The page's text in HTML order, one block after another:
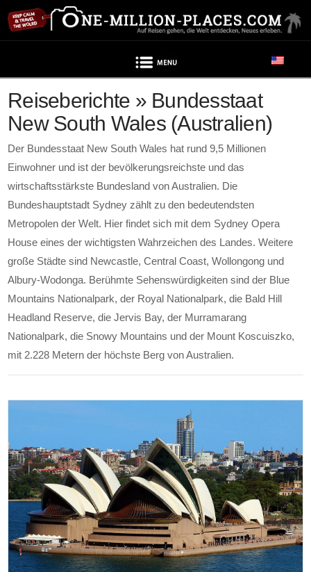
Reiseberichte » Bundesstaat
New South Wales (Australien)
Der Bundesstaat New South Wales hat rund 9,5 Millionen
Einwohner und ist der bevölkerungsreichste und das
wirtschaftsstärkste Bundesland von Australien. Die
Bundeshauptstadt Sydney zählt zu den bedeutendsten
Metropolen der Welt. Hier findet sich mit dem Sydney Opera
House eines der wichtigsten Wahrzeichen des Landes. Weitere
große Städte sind Newcastle, Central Coast, Wollongong und
Albury-Wodonga. Berühmte Sehenswürdigkeiten sind der Blue
Mountains Nationalpark, der Royal Nationalpark, die Bald Hill
Headland Reserve, die Jervis Bay, der Murramarang
Nationalpark, die Snowy Mountains und der Mount Koscuiszko,
mit 2.228 Metern der höchste Berg von Australien.